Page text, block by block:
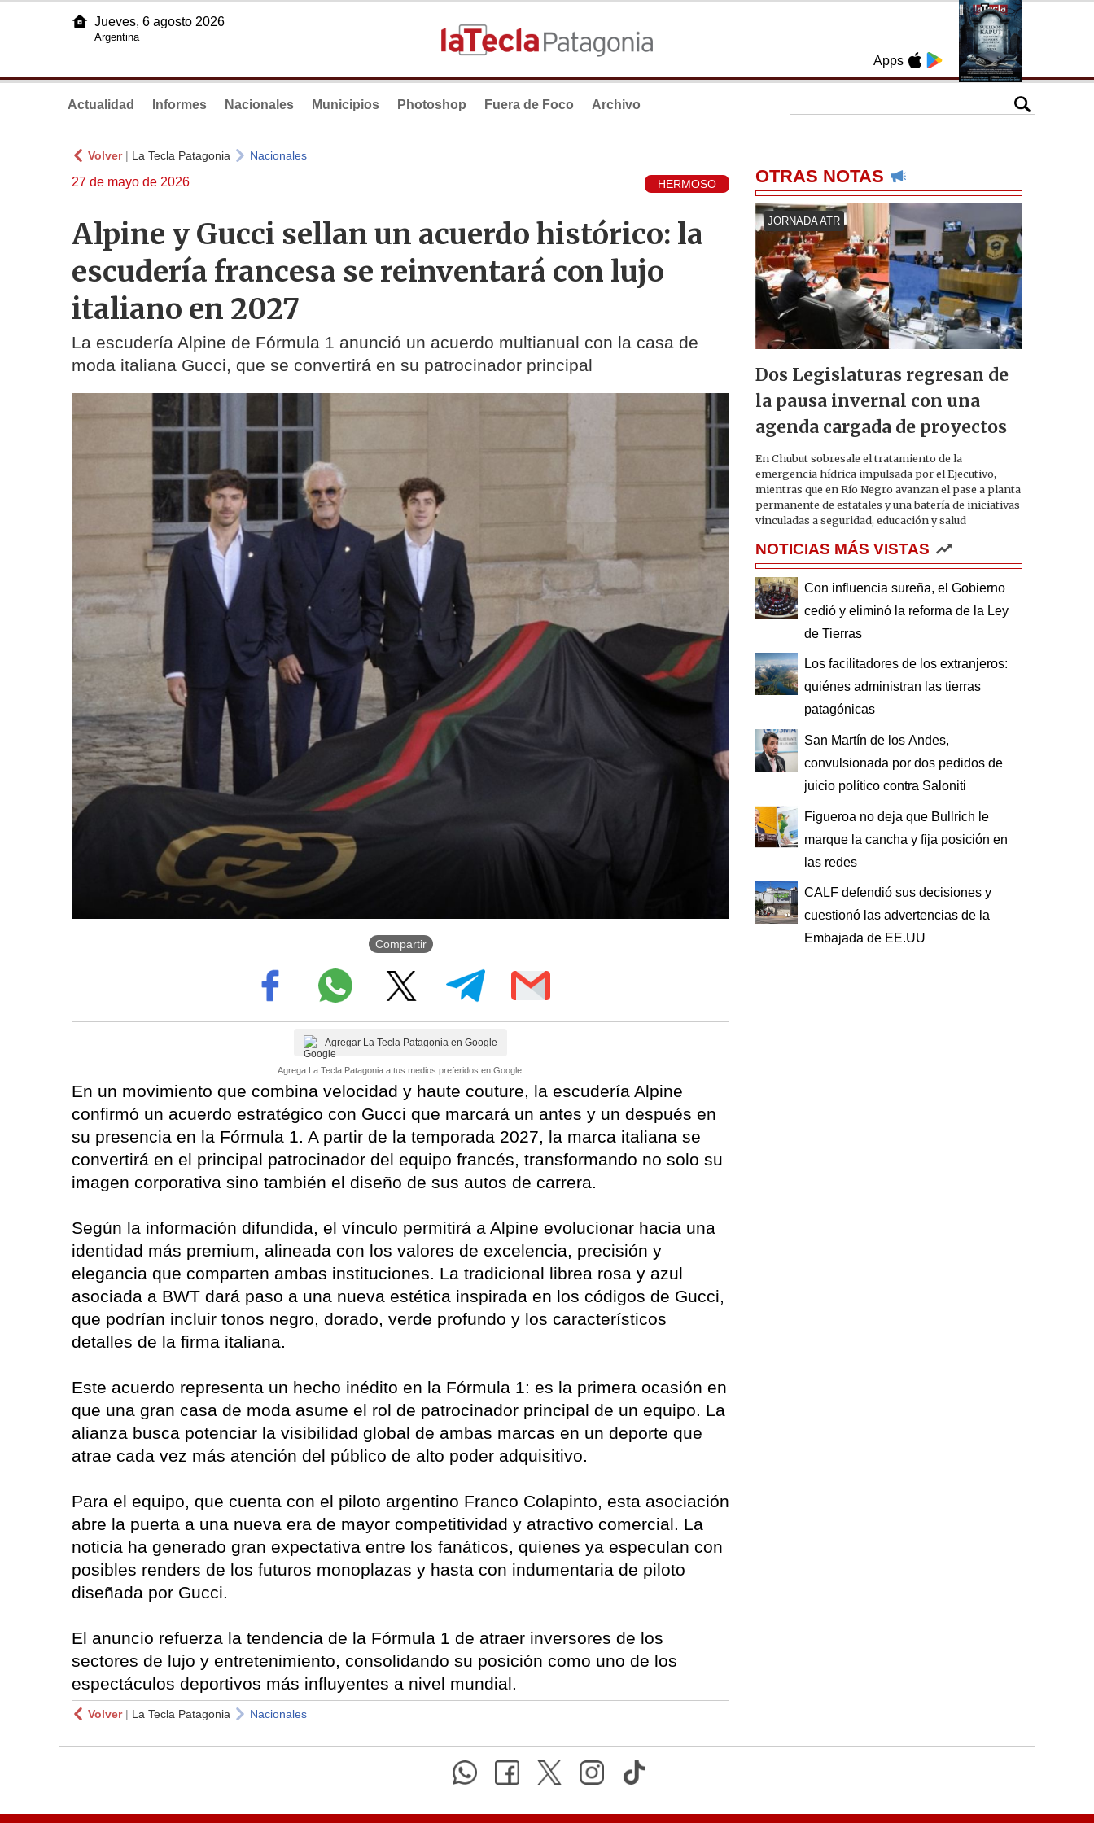
Apps
Jueves, 6 agosto 2026
Argentina
Actualidad Informes Nacionales Municipios Photoshop Fuera de Foco Archivo
Volver| La Tecla Patagonia Nacionales
27 de mayo de 2026 HERMOSO
Alpine y Gucci sellan un acuerdo histórico: la
escudería francesa se reinventará con lujo
italiano en 2027
La escudería Alpine de Fórmula 1 anunció un acuerdo multianual con la casa de
moda italiana Gucci, que se convertirá en su patrocinador principal
Compartir
Agregar La Tecla Patagonia en Google
Agrega La Tecla Patagonia a tus medios preferidos en Google.
En un movimiento que combina velocidad y haute couture, la escudería Alpine
confirmó un acuerdo estratégico con Gucci que marcará un antes y un después en
su presencia en la Fórmula 1. A partir de la temporada 2027, la marca italiana se
convertirá en el principal patrocinador del equipo francés, transformando no solo su
imagen corporativa sino también el diseño de sus autos de carrera.
Según la información difundida, el vínculo permitirá a Alpine evolucionar hacia una
identidad más premium, alineada con los valores de excelencia, precisión y
elegancia que comparten ambas instituciones. La tradicional librea rosa y azul
asociada a BWT dará paso a una nueva estética inspirada en los códigos de Gucci,
que podrían incluir tonos negro, dorado, verde profundo y los característicos
detalles de la firma italiana.
Este acuerdo representa un hecho inédito en la Fórmula 1: es la primera ocasión en
que una gran casa de moda asume el rol de patrocinador principal de un equipo. La
alianza busca potenciar la visibilidad global de ambas marcas en un deporte que
atrae cada vez más atención del público de alto poder adquisitivo.
Para el equipo, que cuenta con el piloto argentino Franco Colapinto, esta asociación
abre la puerta a una nueva era de mayor competitividad y atractivo comercial. La
noticia ha generado gran expectativa entre los fanáticos, quienes ya especulan con
posibles renders de los futuros monoplazas y hasta con indumentaria de piloto
diseñada por Gucci.
El anuncio refuerza la tendencia de la Fórmula 1 de atraer inversores de los
sectores de lujo y entretenimiento, consolidando su posición como uno de los
espectáculos deportivos más influyentes a nivel mundial.
Volver| La Tecla Patagonia Nacionales
OTRAS NOTAS
JORNADA ATR
Dos Legislaturas regresan de
la pausa invernal con una
agenda cargada de proyectos
En Chubut sobresale el tratamiento de la
emergencia hídrica impulsada por el Ejecutivo,
mientras que en Río Negro avanzan el pase a planta
permanente de estatales y una batería de iniciativas
vinculadas a seguridad, educación y salud
NOTICIAS MÁS VISTAS
Con influencia sureña, el Gobierno
cedió y eliminó la reforma de la Ley
de Tierras
Los facilitadores de los extranjeros:
quiénes administran las tierras
patagónicas
San Martín de los Andes,
convulsionada por dos pedidos de
juicio político contra Saloniti
Figueroa no deja que Bullrich le
marque la cancha y fija posición en
las redes
CALF defendió sus decisiones y
cuestionó las advertencias de la
Embajada de EE.UU